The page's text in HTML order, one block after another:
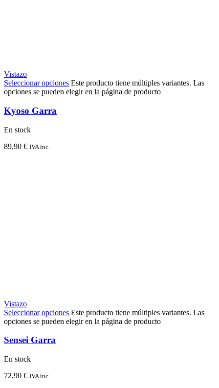
Vistazo
Seleccionar opciones Este producto tiene múltiples variantes. Las
opciones se pueden elegir en la página de producto
Kyoso Garra
En stock
89,90 € IVA inc.
Vistazo
Seleccionar opciones Este producto tiene múltiples variantes. Las
opciones se pueden elegir en la página de producto
Sensei Garra
En stock
72,90 € IVA inc.